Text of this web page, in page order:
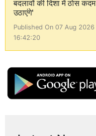
बदलावों की दिशा में ठोस कदम
उठाएंगे'
Published On 07 Aug 2026
16:42:20